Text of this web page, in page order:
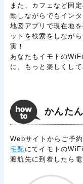
また、カフェなど固
動しながらでもイン
地図アプリで現在地
ットを検索をしなが
実！
あなたもイモトの
に、もっと楽しくし
かんた
Webサイトからご予約
宅配 にてイモトの
渡航先に到着したら